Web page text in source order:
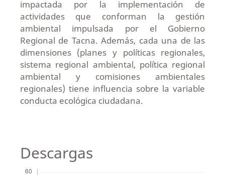
impactada por la implementación de
actividades que conforman la gestión
ambiental impulsada por el Gobierno
Regional de Tacna. Además, cada una de las
dimensiones (planes y políticas regionales,
sistema regional ambiental, política regional
ambiental y comisiones ambientales
regionales) tiene influencia sobre la variable
conducta ecológica ciudadana.
Descargas